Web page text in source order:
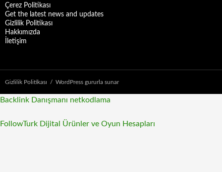
Çerez Politikası
Get the latest news and updates
Gizlilik Politikası
Hakkımızda
İletişim
Gizlilik Politikası WordPress gururla sunar
Backlink Danışmanı netkodlama
FollowTurk Dijital Ürünler ve Oyun Hesapları